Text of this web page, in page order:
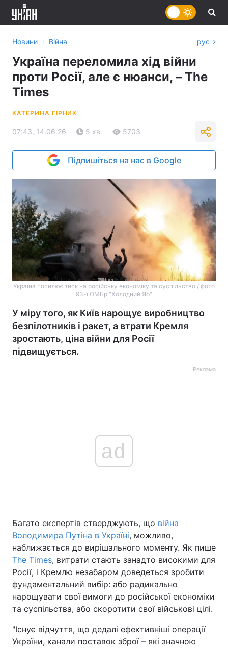
Україна Політика
Економіка Світ
Спорт
Техно і зв'язок Лайт
Зброя Інциденти
Здоров'я Туризм
Новини › Війна рус
Україна переломила хід війни
проти Росії, але є нюанси, – The
Times
КАТЕРИНА ГІРНИК
07:43, 14.06.26 5 хв. 5703
Підпишіться на нас в Google
Україна посилює тиск на російську економіку та суспільство / фото
93-ї ОМБр "Холодний Яр"
У міру того, як Київ нарощує виробництво
безпілотників і ракет, а втрати Кремля
зростають, ціна війни для Росії
підвищується.
Реклама
ad
Багато експертів стверджують, що війна
Володимира Путіна в Україні, можливо,
наближається до вирішального моменту. Як пише
The Times, витрати стають занадто високими для
Росії, і Кремлю незабаром доведеться зробити
фундаментальний вибір: або радикально
нарощувати свої вимоги до російської економіки
та суспільства, або скоротити свої військові цілі.
"Існує відчуття, що дедалі ефективніші операції
України, канали поставок зброї – які значною